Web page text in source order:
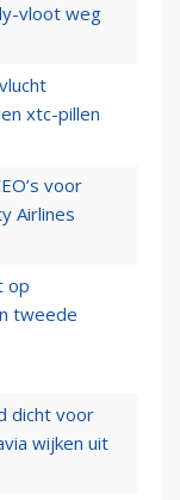
vloot weg
xtc-pillen
voor
Airlines
op
tweede
dicht voor
wijken uit